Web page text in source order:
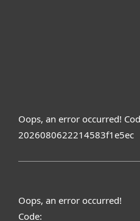
Oops, an error occurred!
2026080622214583f1e5ec
Oops, an error occurred!
Code: